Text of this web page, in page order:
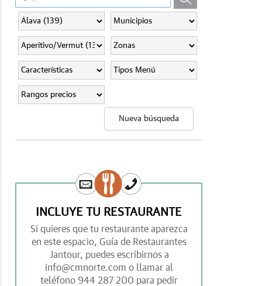
Nueva búsqueda
INCLUYE TU RESTAURANTE
Si quieres que tu restaurante aparezca
en este espacio, Guía de Restaurantes
Jantour, puedes escribirnos a
info@cmnorte.com o llamar al
teléfono 944 287 200 para pedir